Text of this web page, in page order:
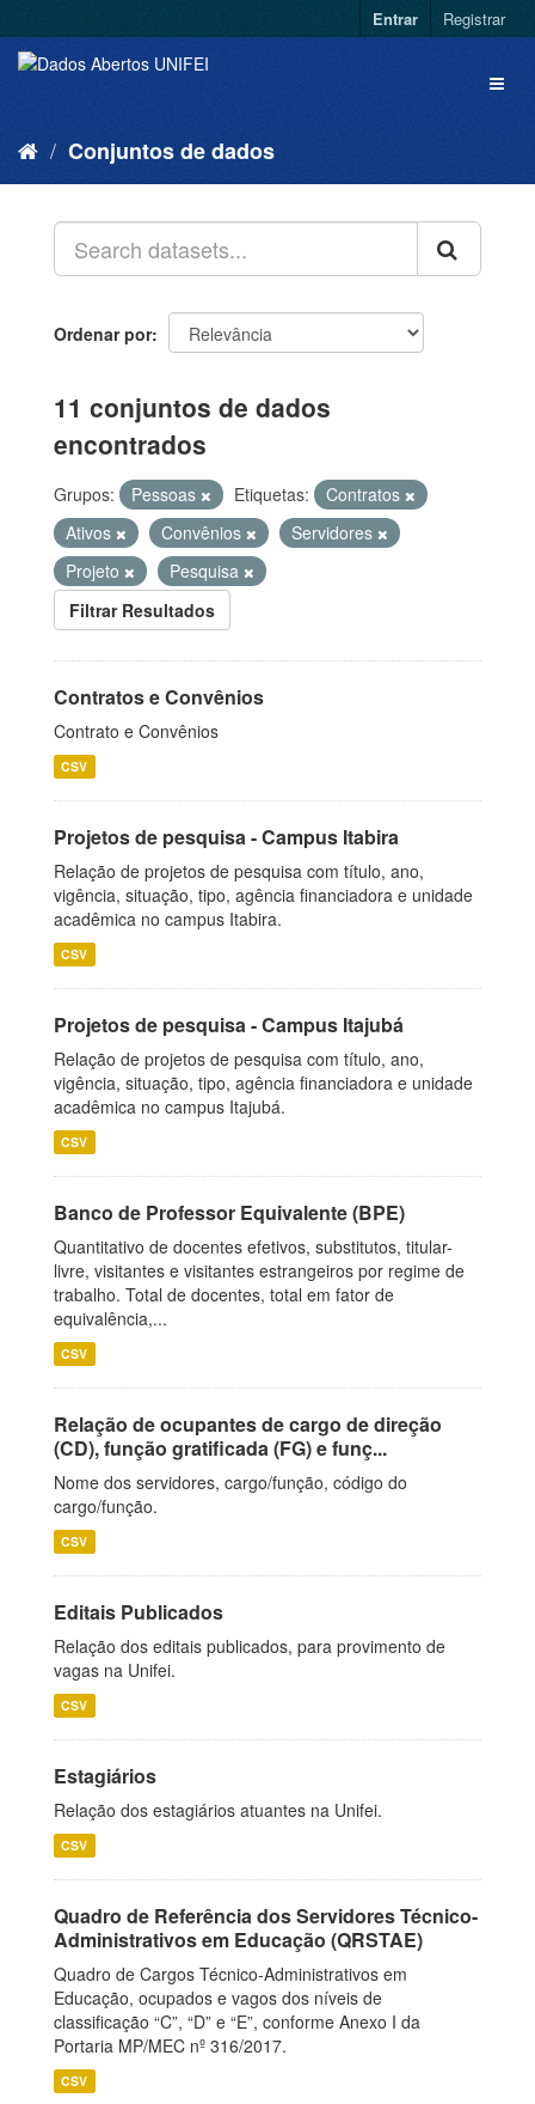
Entrar Registrar
Conjuntos de dados
Ordenar por
11 conjuntos de dados
encontrados
Grupos: Pessoas Etiquetas:
Contratos
Ativos
Convênios
Servidores
Projeto
Pesquisa
Filtrar Resultados
Contratos e Convênios
Contrato e Convênios
CSV
Projetos de pesquisa - Campus Itabira
Relação de projetos de pesquisa com título, ano,
vigência, situação, tipo, agência financiadora e unidade
acadêmica no campus Itabira.
CSV
Projetos de pesquisa - Campus Itajubá
Relação de projetos de pesquisa com título, ano,
vigência, situação, tipo, agência financiadora e unidade
acadêmica no campus Itajubá.
CSV
Banco de Professor Equivalente (BPE)
Quantitativo de docentes efetivos, substitutos, titular-
livre, visitantes e visitantes estrangeiros por regime de
trabalho. Total de docentes, total em fator de
equivalência,...
CSV
Relação de ocupantes de cargo de direção
(CD), função gratificada (FG) e funç...
Nome dos servidores, cargo/função, código do
cargo/função.
CSV
Editais Publicados
Relação dos editais publicados, para provimento de
vagas na Unifei.
CSV
Estagiários
Relação dos estagiários atuantes na Unifei.
CSV
Quadro de Referência dos Servidores Técnico-
Administrativos em Educação (QRSTAE)
Quadro de Cargos Técnico-Administrativos em
Educação, ocupados e vagos dos níveis de
classificação “C”, “D” e “E”, conforme Anexo I da
Portaria MP/MEC nº 316/2017.
CSV